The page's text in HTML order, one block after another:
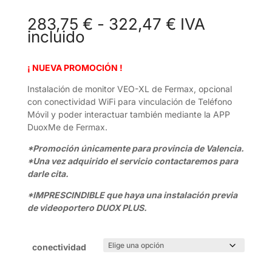
283,75 € - 322,47 €Rango
de
hasta
322,47 €
IVA
incluido
¡ NUEVA PROMOCIÓN !
Instalación de monitor VEO-XL de Fermax, opcional
con conectividad WiFi para vinculación de Teléfono
Móvil y poder interactuar también mediante la APP
DuoxMe de Fermax.
*Promoción únicamente para provincia de Valencia.
*Una vez adquirido el servicio contactaremos para
darle cita.
*IMPRESCINDIBLE que haya una instalación previa
de videoportero DUOX PLUS.
conectividad